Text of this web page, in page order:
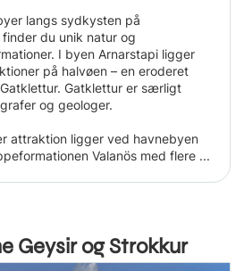
langs sydkysten på
du unik natur og
I byen Arnarstapi ligger
på halvøen – en eroderet
Gatklettur er særligt
og geologer.
attraktion ligger ved havnebyen
Valanös med flere ...
Geysir og Strokkur